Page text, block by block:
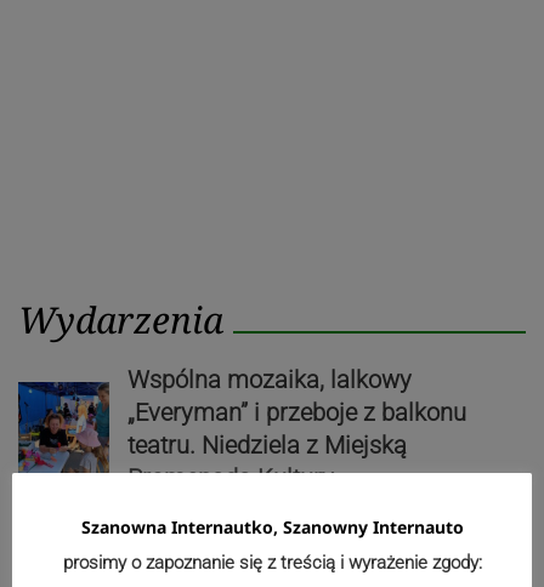
Wydarzenia
Wspólna mozaika, lalkowy
„Everyman” i przeboje z balkonu
teatru. Niedziela z Miejską
Promenadą Kultury
Utrudnienia na przejeździe
Szanowna Internautko, Szanowny Internauto
prosimy o zapoznanie się z treścią i wyrażenie zgody: